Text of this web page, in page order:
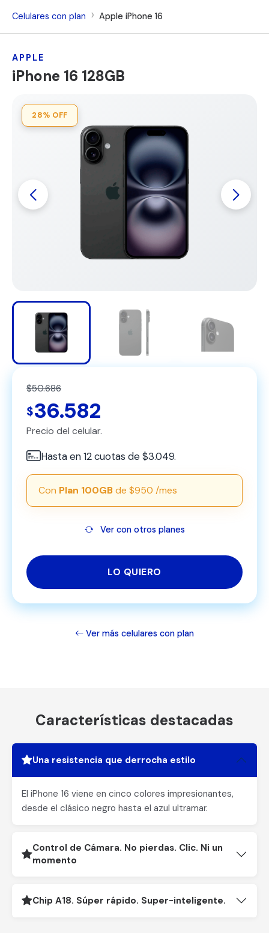
Celulares con plan Apple iPhone 16
APPLE
iPhone 16 128GB
28% OFF
$50.686
$36.582
Precio del celular.
Hasta en 12 cuotas de $3.049.
Con Plan 100GBde $950 /mes
Ver con otros planes
LO QUIERO
Ver más celulares con plan
Características destacadas
Una resistencia que derrocha estilo
El iPhone 16 viene en cinco colores impresionantes,
desde el clásico negro hasta el azul ultramar.
Control de Cámara. No pierdas. Clic. Ni un
momento
Chip A18. Súper rápido. Super-inteligente.